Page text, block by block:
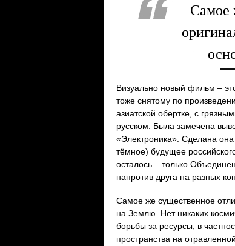
Самое
Визуально новый фильм –
тоже снятому по
азиатской обертке, с
русском. Была замечена
«Электроника». Сделана
тёмное) будущее
осталось – только
напротив друга на разных
Самое же существенное
на Землю. Нет никаких
борьбы за ресурсы, в
пространства на